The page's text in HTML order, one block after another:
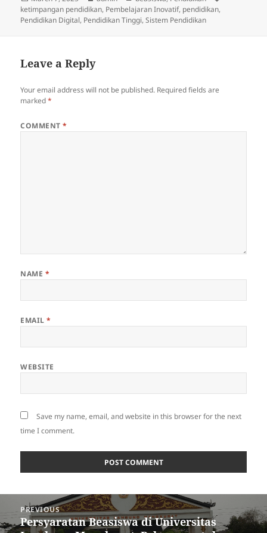
on
ketimpangan pendidikan, Pembelajaran Inovatif, pendidikan,
Pendidikan Digital, Pendidikan Tinggi,Sistem Pendidikan
Leave a Reply
Your email address will not be published. Required fields are
marked*
COMMENT*
NAME *
EMAIL*
WEBSITE
Save my name, email, and website in this browser for the next
time I comment.
navigation
PREVIOUS
Previous
Persyaratan Beasiswa di Universitas